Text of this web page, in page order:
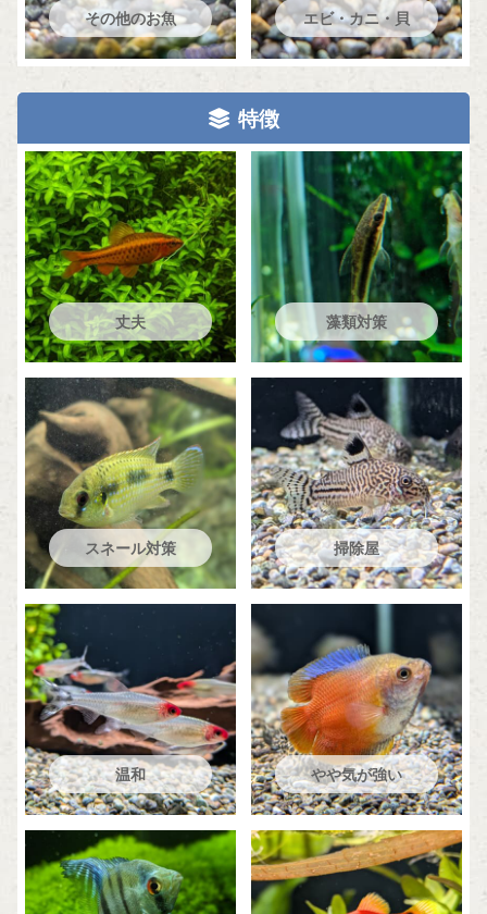
その他のお魚 エビ・カニ・貝
特徴
丈夫 藻類対策
スネール対策 掃除屋
温和 やや気が強い